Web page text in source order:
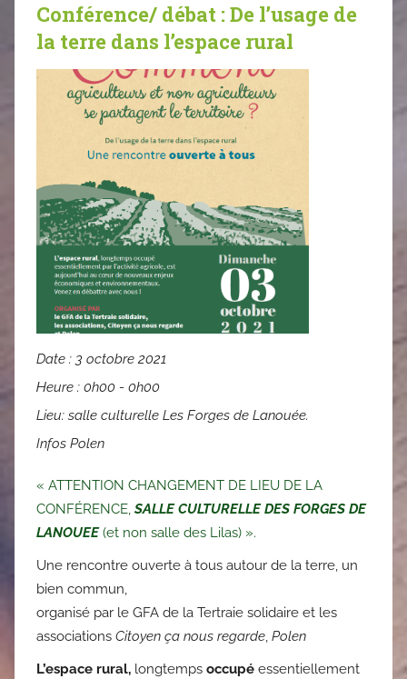
Conférence/ débat : De l’usage de
la terre dans l’espace rural
Date : 3 octobre 2021
Heure : 0h00 - 0h00
Lieu: salle culturelle Les Forges de Lanouée.
Infos Polen
« ATTENTION CHANGEMENT DE LIEU DE LA
CONFÉRENCE,SALLE CULTURELLE DES FORGES DE
LANOUEE(et non salle des Lilas) ».
Une rencontre ouverte à tous autour de la terre, un
bien commun,
organisé par le GFA de la Tertraie solidaire et les
associations Citoyen ça nous regarde, Polen
L’espace rural, longtemps occupé essentiellement